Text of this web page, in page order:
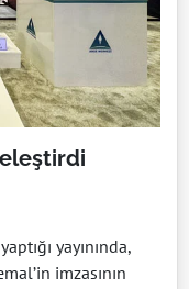
eleştirdi
yayınında,
imzasının